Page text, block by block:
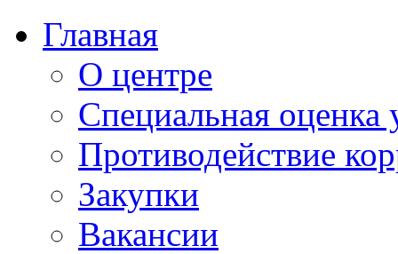
Главная
О центре
Специальная оценка
Противодействие
Закупки
Вакансии